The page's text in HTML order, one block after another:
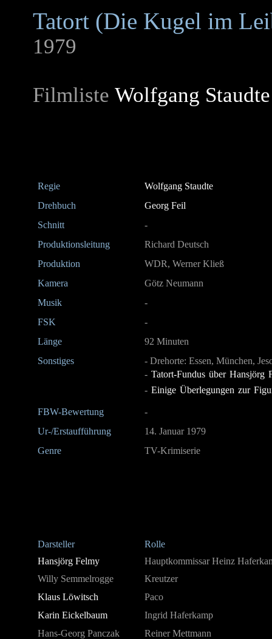
Tatort (Die Kugel im
1979
Filmliste Wolfgang Staudte
Regie
Wolfgang Staudte
Drehbuch
Georg Feil
Schnitt
-
Produktionsleitung
Richard Deutsch
Produktion
WDR, Werner Kließ
Kamera
Götz Neumann
Musik
-
FSK
-
Länge
92 Minuten
Sonstiges
- Drehorte: Essen, München,
- Tatort-Fundus über Hansjörg
- Einige Überlegungen zur
FBW-Bewertung
-
Ur-/Erstaufführung
14. Januar 1979
Genre
TV-Krimiserie
Darsteller
Rolle
Hansjörg Felmy
Hauptkommissar Heinz
Willy Semmelrogge
Kreutzer
Klaus Löwitsch
Paco
Karin Eickelbaum
Ingrid Haferkamp
Hans-Georg Panczak
Reiner Mettmann